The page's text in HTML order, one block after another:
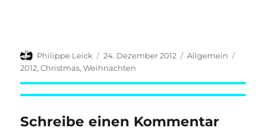
Autor
Philippe Leick
Veröffentlicht
am
24. Dezember 2012 Kategorien
Allgemein
2012,Christmas,Weihnachten
Schreibe einen Kommentar